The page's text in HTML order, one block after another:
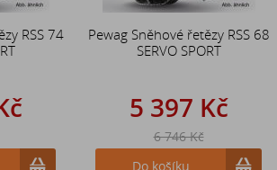
RSS 74
Pewag Sněhové řetězy RSS 68
SERVO SPORT
5 397 Kč
6 746 Kč
Do košíku